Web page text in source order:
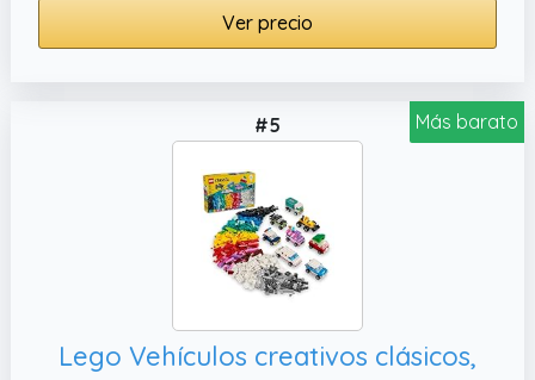
Ver precio
Más barato
#5
Lego Vehículos creativos clásicos,